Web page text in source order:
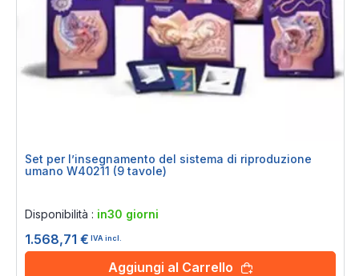
Set per l’insegnamento del sistema di riproduzione
umano W40211 (9 tavole)
Disponibilità : in30 giorni
1.568,71 € IVA incl.
Aggiungi al Carrello